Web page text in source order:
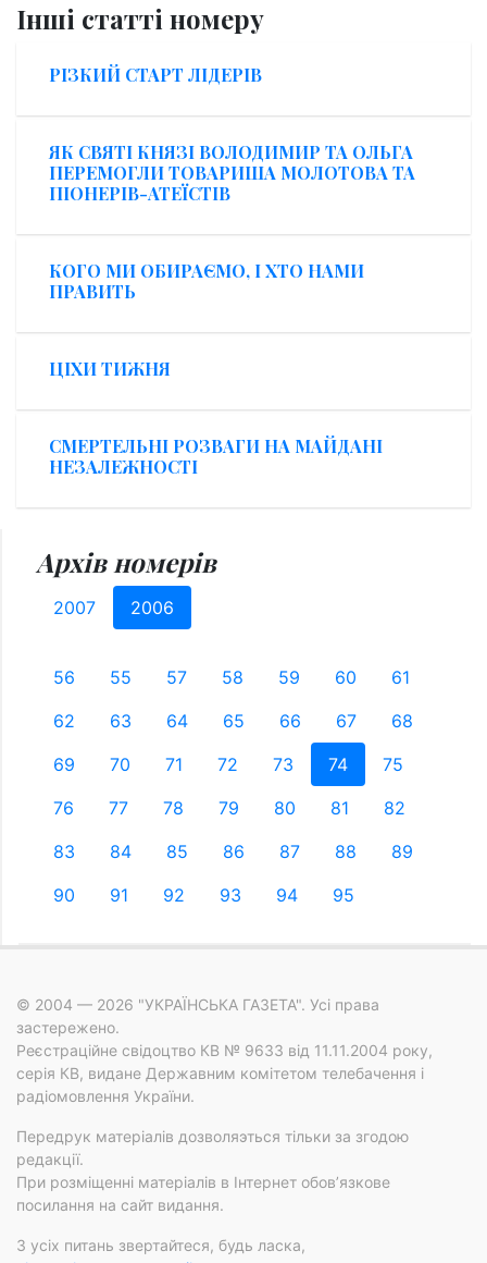
Інші статті номеру
РІЗКИЙ СТАРТ ЛІДЕРІВ
ЯК СВЯТІ КНЯЗІ ВОЛОДИМИР ТА ОЛЬГА
ПЕРЕМОГЛИ ТОВАРИША МОЛОТОВА ТА
ПІОНЕРІВ-АТЕЇСТІВ
КОГО МИ ОБИРАЄМО, І ХТО НАМИ
ПРАВИТЬ
ЦІХИ ТИЖНЯ
СМЕРТЕЛЬНІ РОЗВАГИ НА МАЙДАНІ
НЕЗАЛЕЖНОСТІ
Архів номерів
2007 2006
56 55 57 58 59 60
61
62
63 64 65 66 67
68
69
70 71 72 73 74
75
76
77 78 79 80 81
82
83
84 85 86 87 88
89
90
91 92 93 94 95
© 2004 — 2026 "УКРАЇНСЬКА ГАЗЕТА". Усі права
застережено.
Реєстраційне свідоцтво КВ № 9633 від 11.11.2004 року,
серія КВ, видане Державним комітетом телебачення і
радіомовлення України.
Передрук матеріалів дозволяэться тільки за згодою
редакції.
При розміщенні матеріалів в Інтернет обов’язкове
посилання на сайт видання.
З усіх питань звертайтеся, будь ласка,